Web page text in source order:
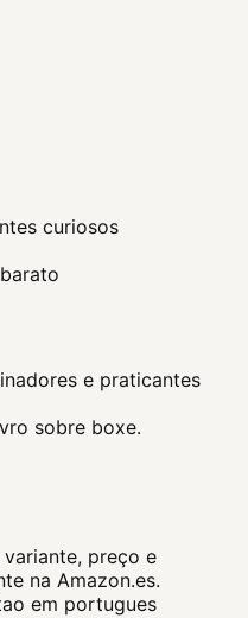
curiosos
e praticantes
sobre boxe.
preço e
na Amazon.es.
em portugues